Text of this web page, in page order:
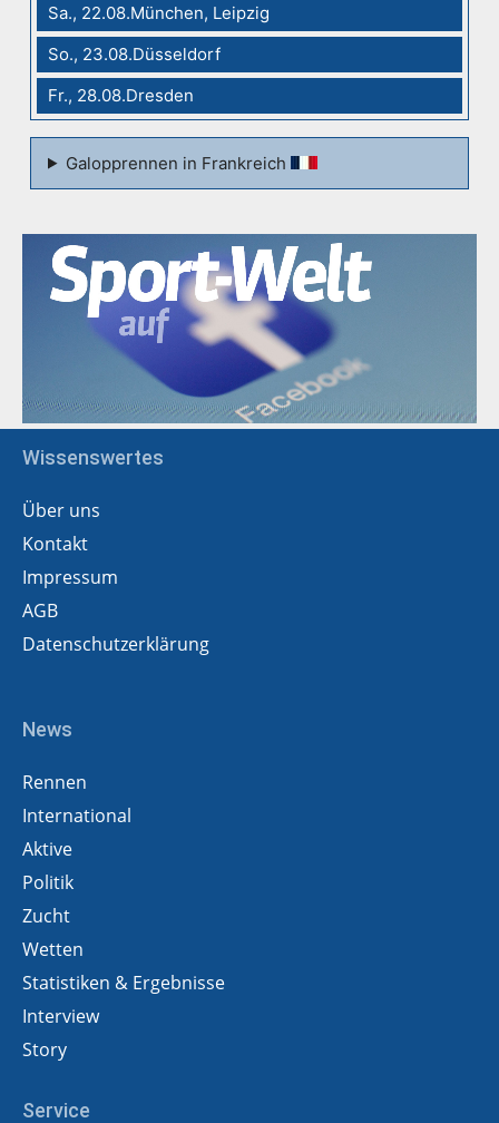
Sa., 22.08.München, Leipzig
So., 23.08.Düsseldorf
Fr., 28.08.Dresden
Galopprennen in Frankreich
Wissenswertes
Über uns
Kontakt
Impressum
AGB
Datenschutzerklärung
News
Rennen
International
Aktive
Politik
Zucht
Wetten
Statistiken & Ergebnisse
Interview
Story
Service